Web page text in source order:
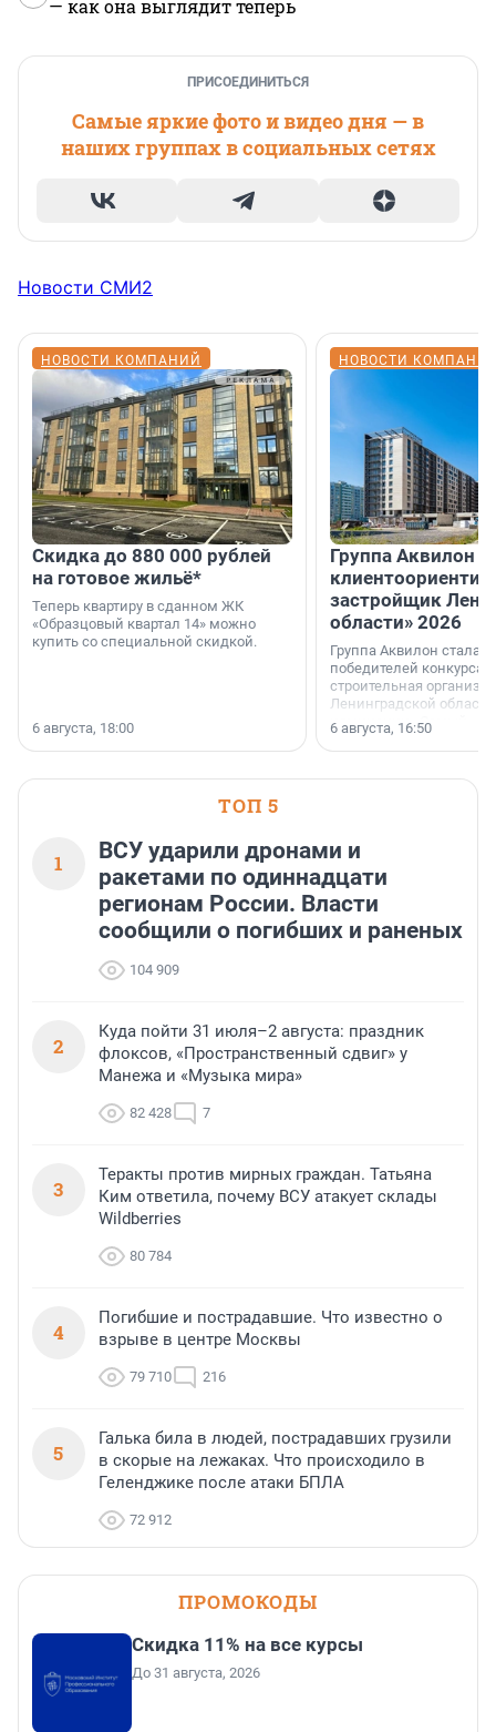
— как она выглядит теперь
ПРИСОЕДИНИТЬСЯ
Самые яркие фото и видео дня — в
наших группах в социальных сетях
Новости СМИ2
НОВОСТИ КОМПАНИЙ
Скидка до 880 000 рублей
на готовое жильё*
Теперь квартиру в сданном ЖК
«Образцовый квартал 14» можно
купить со специальной скидкой.
6 августа, 18:00
НОВОСТИ
Группа Аквилон
застройщик
области» 2026
Группа Аквилон стала
победителей конкурса
строительная
Ленинградской области
номинации «Самый
застройщик
области».
6 августа, 16:50
ТОП 5
1
ВСУ ударили дронами и
ракетами по одиннадцати
регионам России. Власти
сообщили о погибших и раненых
104 909
2
Куда пойти 31 июля–2 августа: праздник
флоксов, «Пространственный сдвиг» у
Манежа и «Музыка мира»
82 428 7
3
Теракты против мирных граждан. Татьяна
Ким ответила, почему ВСУ атакует склады
Wildberries
80 784
4
Погибшие и пострадавшие. Что известно о
взрыве в центре Москвы
79 710 216
5
Галька била в людей, пострадавших грузили
в скорые на лежаках. Что происходило в
Геленджике после атаки БПЛА
72 912
ПРОМОКОДЫ
Скидка 11% на все курсы
До 31 августа, 2026